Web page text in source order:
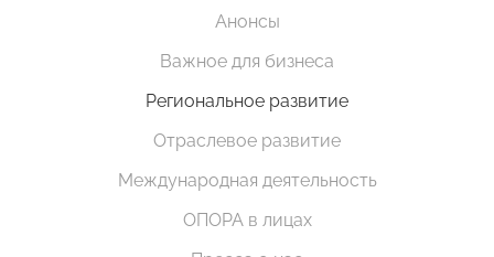
Анонсы
Важное для бизнеса
Региональное развитие
Отраслевое развитие
Международная деятельность
ОПОРА в лицах